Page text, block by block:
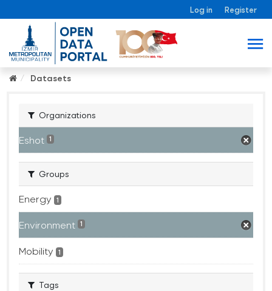
Log in Register
Datasets
Organizations
Eshot 1
Groups
Energy 1
Environment 1
Mobility 1
Tags